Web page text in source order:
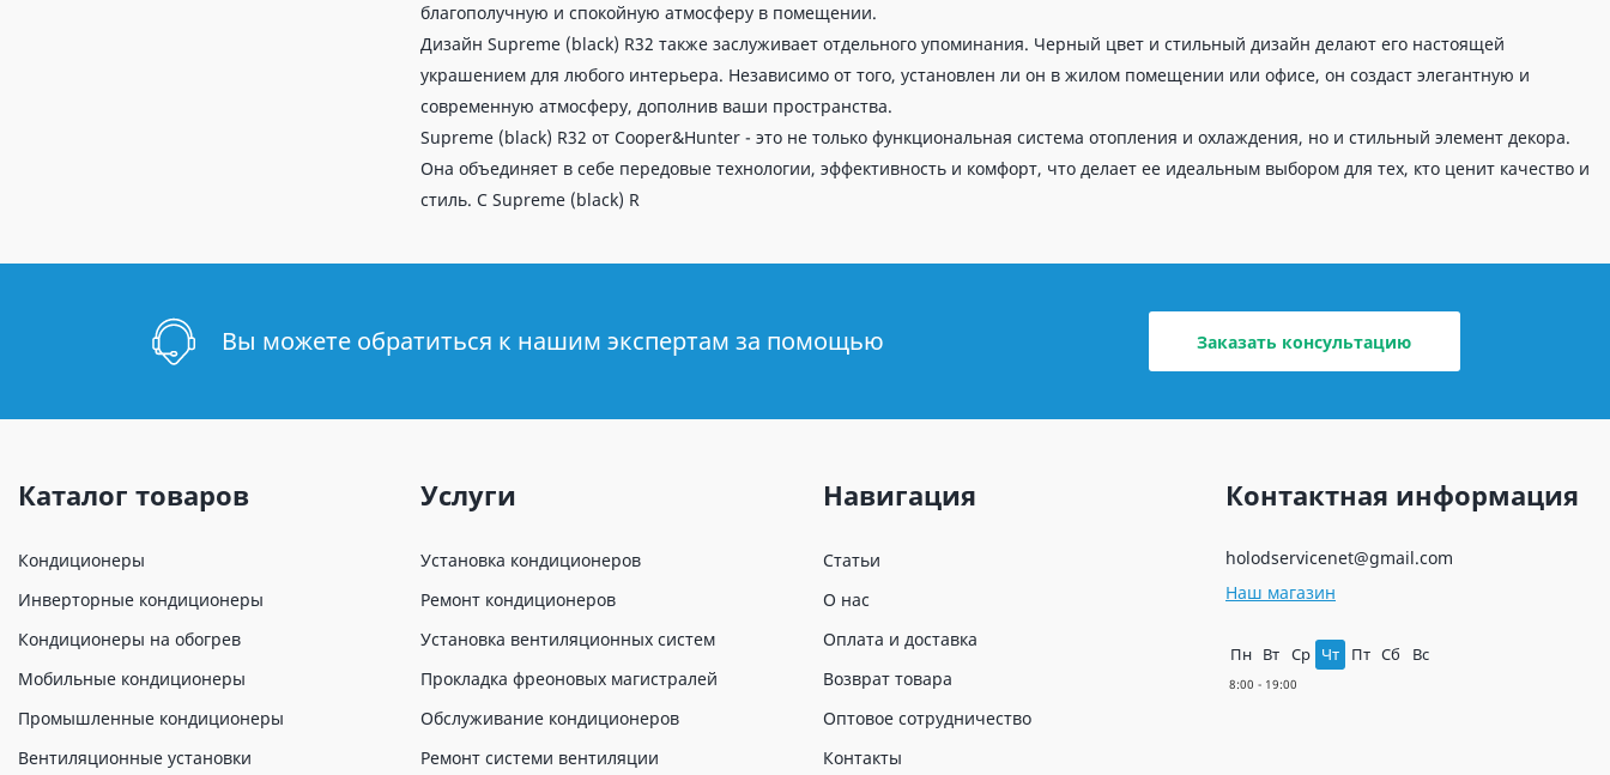
благополучную и спокойную атмосферу в помещении.
Дизайн Supreme (black) R32 также заслуживает отдельного упоминания. Черный цвет и стильный дизайн делают его настоящей
украшением для любого интерьера. Независимо от того, установлен ли он в жилом помещении или офисе, он создаст элегантную и
современную атмосферу, дополнив ваши пространства.
Supreme (black) R32 от Cooper&Hunter - это не только функциональная система отопления и охлаждения, но и стильный элемент декора.
Она объединяет в себе передовые технологии, эффективность и комфорт, что делает ее идеальным выбором для тех, кто ценит качество и
стиль. С Supreme (black) R
Вы можете обратиться к нашим экспертам за помощью Заказать консультацию
Каталог товаров
Кондиционеры
Инверторные кондиционеры
Кондиционеры на обогрев
Мобильные кондиционеры
Промышленные кондиционеры
Вентиляционные установки
Услуги
Установка кондиционеров
Ремонт кондиционеров
Установка вентиляционных систем
Прокладка фреоновых магистралей
Обслуживание кондиционеров
Ремонт системи вентиляции
Навигация
Статьи
О нас
Оплата и доставка
Возврат товара
Оптовое сотрудничество
Контакты
Контактная информация
holodservicenet@gmail.com
Наш магазин
Пн Вт Ср Чт Пт Сб Вс